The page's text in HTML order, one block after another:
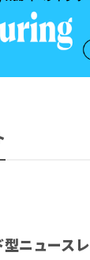
型ニュース